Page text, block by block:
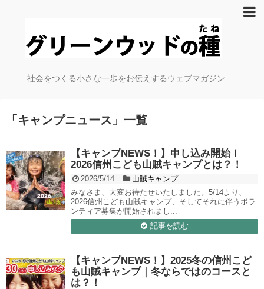
社会をつくる小さな一歩をお伝えするウェブマガジン
「 キャンプニュース 」 一覧
【キャンプNEWS！】申し込み開始！
2026信州こども山賊キャンプとは？！
2026/5/14
山賊キャンプ
みなさま、大変お待たせいたしました。5/14より、
2026信州こども山賊キャンプ、そしてそれに伴うボラ
ンティア募集が開始されまし...
記事を読む
【キャンプNEWS！】2025冬の信州こど
も山賊キャンプ｜冬ならではのコースと
は？！